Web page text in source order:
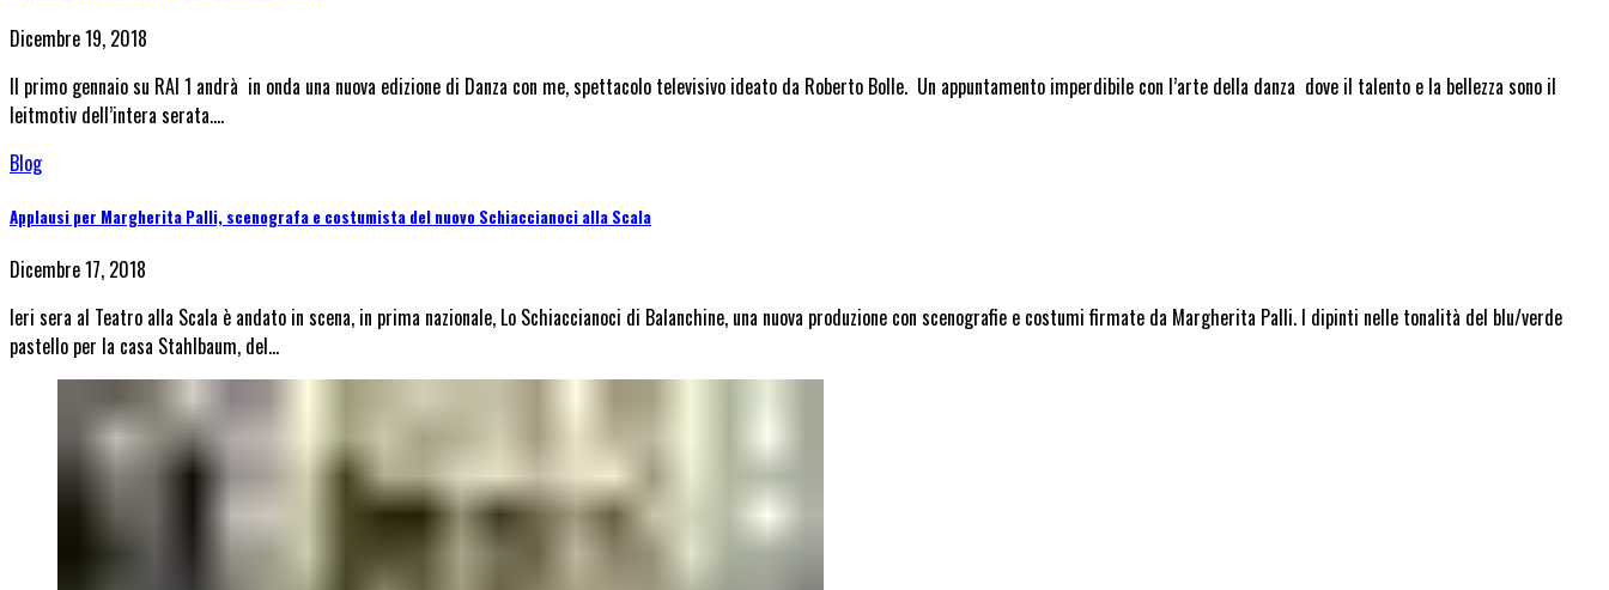
Dicembre 19, 2018
Il primo gennaio su RAI 1 andrà in onda una nuova edizione di Danza con me, spettacolo televisivo ideato da Roberto Bolle. Un appuntamento imperdibile con l’arte della danza dove il talento e la bellezza sono il
leitmotiv dell’intera serata.…
Blog
Applausi per Margherita Palli, scenografa e costumista del nuovo Schiaccianoci alla Scala
Dicembre 17, 2018
Ieri sera al Teatro alla Scala è andato in scena, in prima nazionale, Lo Schiaccianoci di Balanchine, una nuova produzione con scenografie e costumi firmate da Margherita Palli. I dipinti nelle tonalità del blu/verde
pastello per la casa Stahlbaum, del…